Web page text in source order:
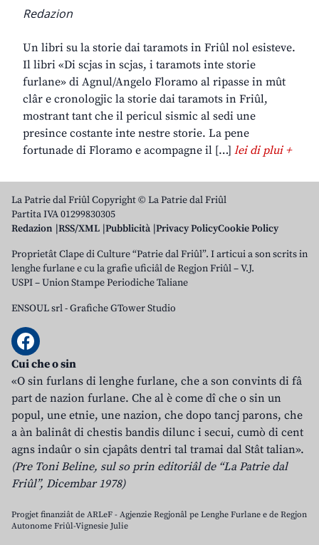
Redazion
Un libri su la storie dai taramots in Friûl nol esisteve.
Il libri «Di scjas in scjas, i taramots inte storie
furlane» di Agnul/Angelo Floramo al ripasse in mût
clâr e cronologjic la storie dai taramots in Friûl,
mostrant tant che il pericul sismic al sedi une
presince costante inte nestre storie. La pene
fortunade di Floramo e acompagne il […] lei di plui +
La Patrie dal Friûl Copyright © La Patrie dal Friûl
Partita IVA 01299830305
Redazion RSS/XML Pubblicità Privacy PolicyCookie Policy
Proprietât Clape di Culture “Patrie dal Friûl”. I articui a son scrits in
lenghe furlane e cu la grafie uficiâl de Regjon Friûl – V.J.
USPI – Union Stampe Periodiche Taliane
ENSOUL srl-Grafiche GTower Studio
Cui che o sin
«O sin furlans di lenghe furlane, che a son convints di fâ
part de nazion furlane. Che al è come dî che o sin un
popul, une etnie, une nazion, che dopo tancj parons, che
a àn balinât di chestis bandis dilunc i secui, cumò di cent
agns indaûr o sin cjapâts dentri tal tramai dal Stât talian».
(Pre Toni Beline, sul so prin editoriâl de “La Patrie dal
Friûl”, Dicembar 1978)
Progjet finanziât de ARLeF - Agjenzie Regjonâl pe Lenghe Furlane e de Regjon
Autonome Friûl-Vignesie Julie